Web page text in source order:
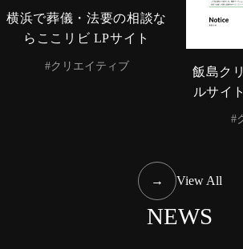
横浜で葬儀・法要の相談な
らここリビ LPサイト
#クリエイティブ
飯島ク
ルサイ
#
→ View All
NEWS